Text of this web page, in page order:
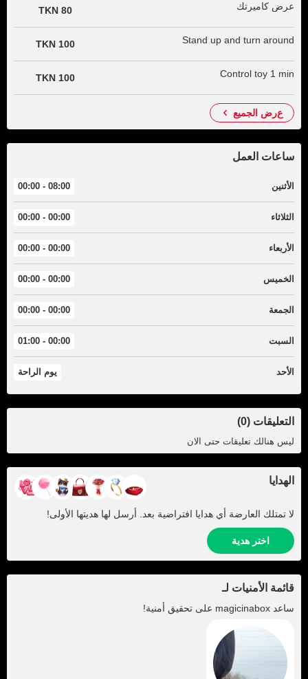
عرض كاميرتك 80 TKN
Stand up and turn around
100 TKN
Control toy 1 min
100 TKN
عرض الجميع
ساعات العمل
الأثنين 08:00 - 00:00
الثلاثاء 00:00 - 00:00
الأربعاء 00:00 - 00:00
الخميس 00:00 - 00:00
الجمعة 00:00 - 00:00
السبت 00:00 - 01:00
الأحد يوم الراحة
التعليقات (0)
ليس هنالك تعليقات حتى الان
الهدايا
لا تمتلك العارضة أي هدايا افتراضية بعد. أرسل لها هديتها الأولى!
اختر هدية
قائمة الأمنيات لـ
ساعد magicinabox على تحقيق أمنية!